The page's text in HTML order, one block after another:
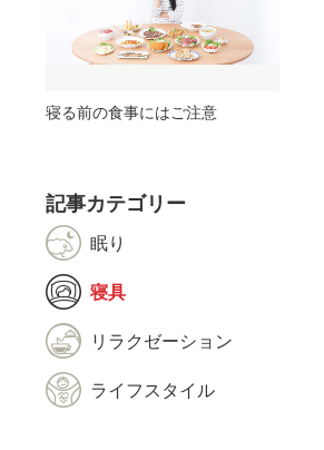
寝る前の食事にはご注意
記事カテゴリー
眠り
寝具
リラクゼーション
ライフスタイル